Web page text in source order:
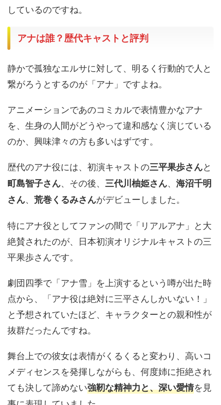
しているのですね。
アナは誰？歴代キャストと評判
静かで孤独なエルサに対して、明るく行動的で人と
繋がろうとするのが「アナ」ですよね。
アニメーションであのコミカルで表情豊かなアナ
を、生身の人間がどうやって違和感なく演じている
のか、興味津々の方も多いはずです。
歴代のアナ役には、初演キャストの三平果歩さんと
町島智子さん、その後、 三代川柚姫さん、 海沼千明
さん、 荒巻くるみさんがデビューしました。
特にアナ役としてファンの間で「リアルアナ」と大
絶賛されたのが、日本初演オリジナルキャストの三
平果歩さんです。
劇団四季で「アナ雪」を上演するという噂が出た時
点から、「アナ役は絶対に三平さんしかいない！」
と予想されていたほど、キャラクターとの親和性が
抜群だったんですね。
舞台上での彼女は表情がくるくると変わり、高いコ
メディセンスを発揮しながらも、何度姉に拒絶され
ても決して諦めない強靭な精神力と、深い愛情を見